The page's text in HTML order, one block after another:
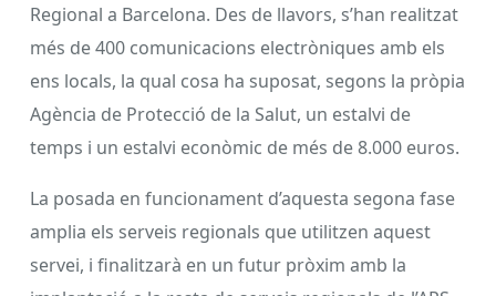
Regional a Barcelona. Des de llavors, s’han realitzat
més de 400 comunicacions electròniques amb els
ens locals, la qual cosa ha suposat, segons la pròpia
Agència de Protecció de la Salut, un estalvi de
temps i un estalvi econòmic de més de 8.000 euros.
La posada en funcionament d’aquesta segona fase
amplia els serveis regionals que utilitzen aquest
servei, i finalitzarà en un futur pròxim amb la